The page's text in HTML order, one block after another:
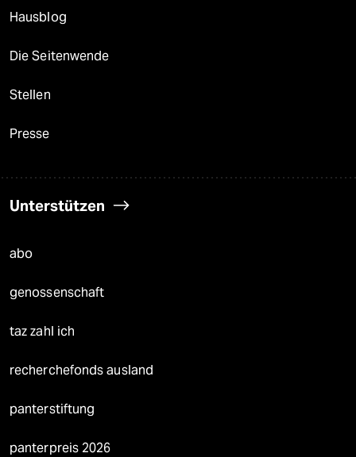
Hausblog
Die Seitenwende
Stellen
Presse
Unterstützen
abo
genossenschaft
taz zahl ich
recherchefonds ausland
panterstiftung
panterpreis 2026